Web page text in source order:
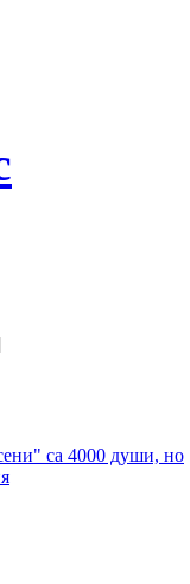
са 4000 души, но